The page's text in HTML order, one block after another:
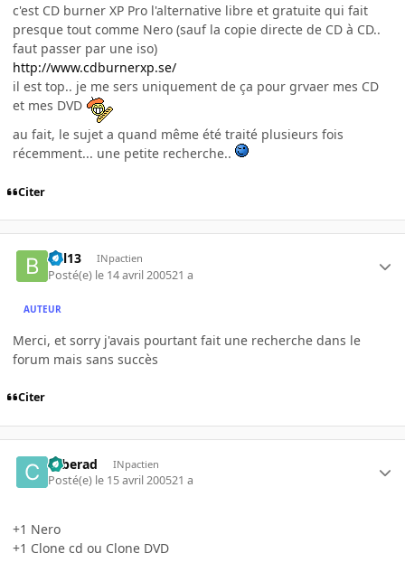
c'est CD burner XP Pro l'alternative libre et gratuite qui fait
presque tout comme Nero (sauf la copie directe de CD à CD..
faut passer par une iso)
http://www.cdburnerxp.se/
il est top.. je me sers uniquement de ça pour grvaer mes CD
et mes DVD
au fait, le sujet a quand même été traité plusieurs fois
récemment... une petite recherche..
Citer
bill13 INpactien
Posté(e) le 14 avril 200521 a
AUTEUR
Merci, et sorry j'avais pourtant fait une recherche dans le
forum mais sans succès
Citer
cyberad INpactien
Posté(e) le 15 avril 200521 a
+1 Nero
+1 Clone cd ou Clone DVD